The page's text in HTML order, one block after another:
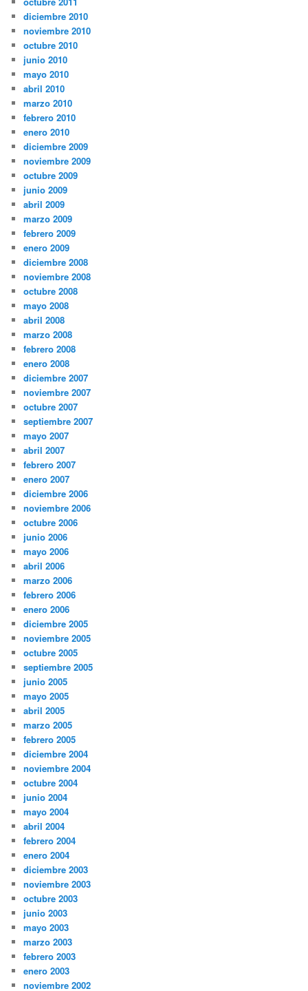
diciembre 2010
noviembre 2010
octubre 2010
junio 2010
mayo 2010
abril 2010
marzo 2010
febrero 2010
enero 2010
diciembre 2009
noviembre 2009
octubre 2009
junio 2009
abril 2009
marzo 2009
febrero 2009
enero 2009
diciembre 2008
noviembre 2008
octubre 2008
mayo 2008
abril 2008
marzo 2008
febrero 2008
enero 2008
diciembre 2007
noviembre 2007
octubre 2007
septiembre 2007
mayo 2007
abril 2007
febrero 2007
enero 2007
diciembre 2006
noviembre 2006
octubre 2006
junio 2006
mayo 2006
abril 2006
marzo 2006
febrero 2006
enero 2006
diciembre 2005
noviembre 2005
octubre 2005
septiembre 2005
junio 2005
mayo 2005
abril 2005
marzo 2005
febrero 2005
diciembre 2004
noviembre 2004
octubre 2004
junio 2004
mayo 2004
abril 2004
febrero 2004
enero 2004
diciembre 2003
noviembre 2003
octubre 2003
junio 2003
mayo 2003
marzo 2003
febrero 2003
enero 2003
noviembre 2002